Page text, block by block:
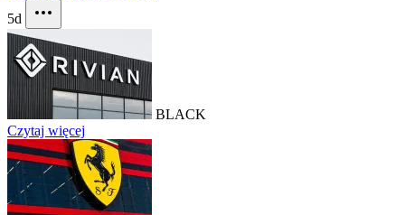
5d
BLACK
Czytaj więcej